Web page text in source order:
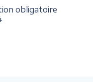
obligatoire